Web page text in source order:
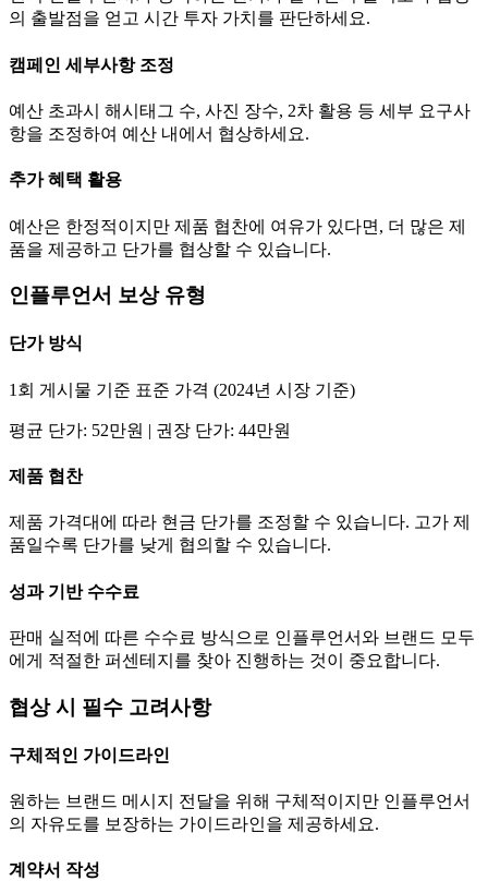
의 출발점을 얻고 시간 투자 가치를 판단하세요.
캠페인 세부사항 조정
예산 초과시 해시태그 수, 사진 장수, 2차 활용 등 세부 요구사
항을 조정하여 예산 내에서 협상하세요.
추가 혜택 활용
예산은 한정적이지만 제품 협찬에 여유가 있다면, 더 많은 제
품을 제공하고 단가를 협상할 수 있습니다.
인플루언서 보상 유형
단가방식
1회 게시물 기준 표준 가격 (2024년 시장 기준)
평균 단가: 52만원 | 권장 단가: 44만원
제품 협찬
제품 가격대에 따라 현금 단가를 조정할 수 있습니다. 고가 제
품일수록 단가를 낮게 협의할 수 있습니다.
성과 기반 수수료
판매 실적에 따른 수수료 방식으로 인플루언서와 브랜드 모두
에게 적절한 퍼센테지를 찾아 진행하는 것이 중요합니다.
협상 시 필수 고려사항
구체적인 가이드라인
원하는 브랜드 메시지 전달을 위해 구체적이지만 인플루언서
의 자유도를 보장하는 가이드라인을 제공하세요.
계약서 작성